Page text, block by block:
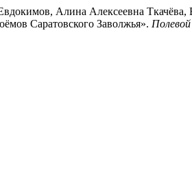
Алина Алексеевна Ткачёва,
Саратовского Заволжья».